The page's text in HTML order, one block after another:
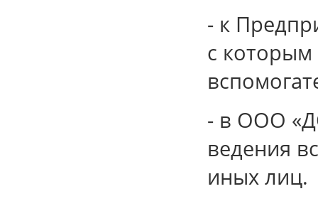
- к
с которым
- в ООО
ведения
иных лиц.